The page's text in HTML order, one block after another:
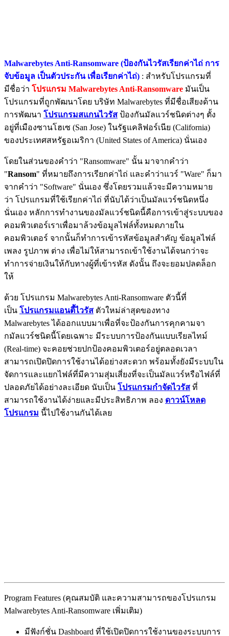
Malwarebytes Anti-Ransomware (ป้องกันไวรัสเรียกค่าไถ่ การ
จับข้อมูล เป็นตัวประกัน เพื่อเรียกค่าไถ่) : สำหรับโปรแกรมที่
มีชื่อว่า โปรแกรม Malwarebytes Anti-Ransomware มันเป็น
โปรแกรมที่ถูกพัฒนาโดย บริษัท Malwarebytes ที่มีชื่อเสียงด้าน
การพัฒนา โปรแกรมสแกนไวรัส ป้องกันมัลแวร์ชนิดต่างๆ ตั้ง
อยู่ที่เมืองซานโฮเซ (San Jose) ในรัฐแคลิฟอร์เนีย (California)
ของประเทศสหรัฐอเมริกา (United States of America) นั่นเอง
โดยในส่วนของคำว่า "Ransomware" นั้น มาจากคำว่า
"Ransom" ที่หมายถึงการเรียกค่าไถ่ และคำว่าแวร์ "Ware" ก็มา
จากคำว่า "Software" นั่นเอง ซึ่งโดยรวมแล้วจะมีความหมาย
ว่า โปรแกรมที่ใช้เรียกค่าไถ่ ที่นับได้ว่าเป็นมัลแวร์ชนิดหนึ่ง
นั่นเอง หลักการทำงานของมัลแวร์ชนิดนี้คือการเข้าสู่ระบบของ
คอมพิวเตอร์เราเพื่อมาล้วงข้อมูลไฟล์ทั้งหมดภายใน
คอมพิวเตอร์ จากนั้นก็ทำการเข้ารหัสข้อมูลสำคัญ ข้อมูลไฟล์
เพลง รูปภาพ ต่าง เพื่อไม่ให้สามารถเข้าใช้งานได้จนกว่าจะ
ทำการจ่ายเงินให้กับทางผู้ที่เข้ารหัส ดังนั้น ถึงจะยอมปลดล็อก
ให้
ด้วย โปรแกรม Malwarebytes Anti-Ransomware ตัวนี้ที่
เป็น โปรแกรมแอนตี้ไวรัส ตัวใหม่ล่าสุดของทาง
Malwarebytes ได้ออกแบบมาเพื่อที่จะป้องกันการคุกคามจา
กมัลแวร์ชนิดนี้โดยเฉพาะ มีระบบการป้องกันแบบเรียลไทม์
(Real-time) จะคอยช่วยปกป้องคอมพิวเตอร์อยู่ตลอดเวลา
สามารถเปิดปิดการใช้งานได้อย่างสะดวก พร้อมทั้งยังมีระบบใน
จัดการและแยกไฟล์ที่มีความสุ่มเสี่ยงที่จะเป็นมัลแวร์หรือไฟล์ที่
ปลอดภัยได้อย่างละเอียด นับเป็น โปรแกรมกำจัดไวรัส ที่
สามารถใช้งานได้ง่ายและมีประสิทธิภาพ ลอง ดาวน์โหลด
โปรแกรม นี้ไปใช้งานกันได้เลย
Program Features (คุณสมบัติ และความสามารถของโปรแกรม
Malwarebytes Anti-Ransomware เพิ่มเติม)
มีฟังก์ชั่น Dashboard ที่ใช้เปิดปิดการใช้งานของระบบการ